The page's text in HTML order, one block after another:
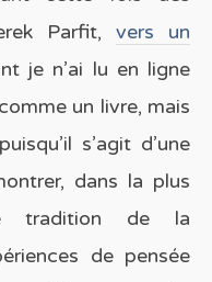
Parfit, vers un
je n’ai lu en ligne
un livre, mais
s’agit d’une
dans la plus
tradition de la
de pensée